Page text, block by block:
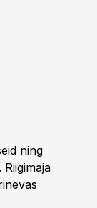
ning